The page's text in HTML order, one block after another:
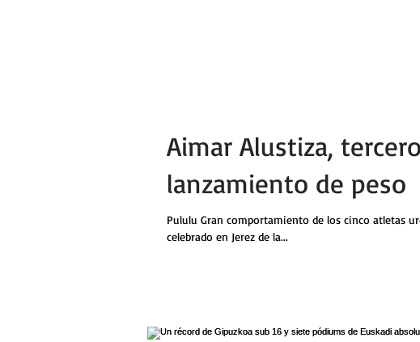
Aimar Alustiza,
lanzamiento de peso
Pululu Gran comportamiento de los cinco atletas
celebrado en Jerez de la...